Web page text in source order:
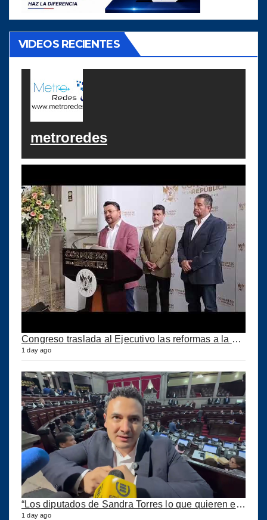
VIDEOS RECIENTES
metroredes
Congreso traslada al Ejecutivo las reformas a la Ley del IUSI tras firma del Decreto 18-2026
1 day ago
1 day ago